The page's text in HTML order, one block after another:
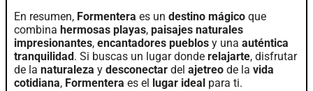
En resumen, Formentera es un destino mágico que
combina hermosas playas, paisajes naturales
impresionantes, encantadores pueblos y una auténtica
tranquilidad . Si buscas un lugar donde relajarte, disfrutar
de la naturaleza y desconectar del ajetreo de la vida
cotidiana, Formentera es el lugar ideal para ti.